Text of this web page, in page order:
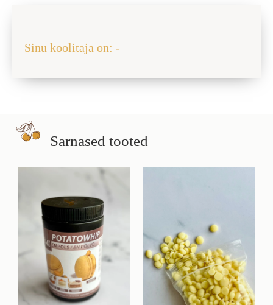
Sinu koolitaja on: -
Sarnased tooted